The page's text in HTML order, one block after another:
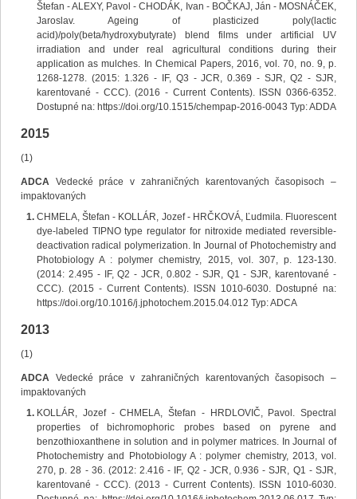
Štefan - ALEXY, Pavol - CHODÁK, Ivan - BOČKAJ, Ján - MOSNÁČEK,
Jaroslav. Ageing of plasticized poly(lactic
acid)/poly(beta/hydroxybutyrate) blend films under artificial UV
irradiation and under real agricultural conditions during their
application as mulches. In Chemical Papers, 2016, vol. 70, no. 9, p.
1268-1278. (2015: 1.326 - IF, Q3 - JCR, 0.369 - SJR, Q2 - SJR,
karentované - CCC). (2016 - Current Contents). ISSN 0366-6352.
Dostupné na: https://doi.org/10.1515/chempap-2016-0043 Typ: ADDA
2015
(1)
ADCA Vedecké práce v zahraničných karentovaných časopisoch –
impaktovaných
CHMELA, Štefan - KOLLÁR, Jozef - HRČKOVÁ, Ľudmila. Fluorescent
dye-labeled TIPNO type regulator for nitroxide mediated reversible-
deactivation radical polymerization. In Journal of Photochemistry and
Photobiology A : polymer chemistry, 2015, vol. 307, p. 123-130.
(2014: 2.495 - IF, Q2 - JCR, 0.802 - SJR, Q1 - SJR, karentované -
CCC). (2015 - Current Contents). ISSN 1010-6030. Dostupné na:
https://doi.org/10.1016/j.jphotochem.2015.04.012 Typ: ADCA
2013
(1)
ADCA Vedecké práce v zahraničných karentovaných časopisoch –
impaktovaných
KOLLÁR, Jozef - CHMELA, Štefan - HRDLOVIČ, Pavol. Spectral
properties of bichromophoric probes based on pyrene and
benzothioxanthene in solution and in polymer matrices. In Journal of
Photochemistry and Photobiology A : polymer chemistry, 2013, vol.
270, p. 28 - 36. (2012: 2.416 - IF, Q2 - JCR, 0.936 - SJR, Q1 - SJR,
karentované - CCC). (2013 - Current Contents). ISSN 1010-6030.